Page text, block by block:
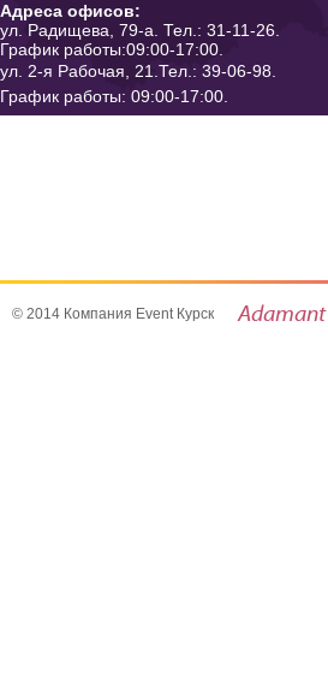
Адреса офисов:
ул. Радищева, 79-а. Тел.: 31-11-26.
График работы:09:00-17:00.
ул. 2-я Рабочая, 21.Тел.: 39-06-98.
График работы: 09:00-17:00.
© 2014 Компания Event Курск Adamant